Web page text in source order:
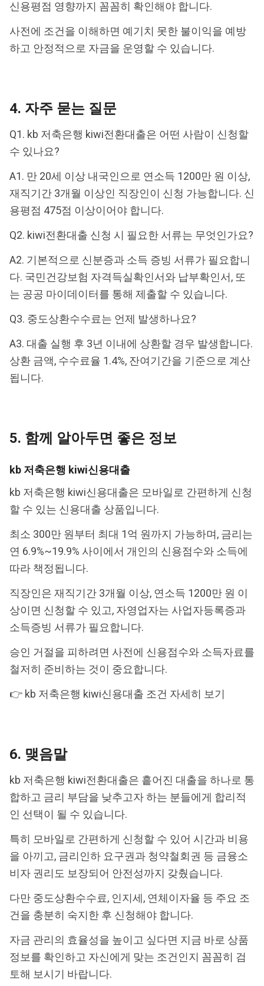
신용평점 영향까지 꼼꼼히 확인해야 합니다.
사전에 조건을 이해하면 예기치 못한 불이익을 예방
하고 안정적으로 자금을 운영할 수 있습니다.
4. 자주 묻는 질문
Q1. kb 저축은행 kiwi전환대출은 어떤 사람이 신청할
수 있나요?
A1. 만 20세 이상 내국인으로 연소득 1200만 원 이상,
재직기간 3개월 이상인 직장인이 신청 가능합니다. 신
용평점 475점 이상이어야 합니다.
Q2. kiwi전환대출 신청 시 필요한 서류는 무엇인가요?
A2. 기본적으로 신분증과 소득 증빙 서류가 필요합니
다. 국민건강보험 자격득실확인서와 납부확인서, 또
는 공공 마이데이터를 통해 제출할 수 있습니다.
Q3. 중도상환수수료는 언제 발생하나요?
A3. 대출 실행 후 3년 이내에 상환할 경우 발생합니다.
상환 금액, 수수료율 1.4%, 잔여기간을 기준으로 계산
됩니다.
5. 함께 알아두면 좋은 정보
kb 저축은행 kiwi신용대출
kb 저축은행 kiwi신용대출은 모바일로 간편하게 신청
할 수 있는 신용대출 상품입니다.
최소 300만 원부터 최대 1억 원까지 가능하며, 금리는
연 6.9%~19.9% 사이에서 개인의 신용점수와 소득에
따라 책정됩니다.
직장인은 재직기간 3개월 이상, 연소득 1200만 원 이
상이면 신청할 수 있고, 자영업자는 사업자등록증과
소득증빙 서류가 필요합니다.
승인 거절을 피하려면 사전에 신용점수와 소득자료를
철저히 준비하는 것이 중요합니다.
👉 kb 저축은행 kiwi신용대출 조건 자세히 보기
6. 맺음말
kb 저축은행 kiwi전환대출은 흩어진 대출을 하나로 통
합하고 금리 부담을 낮추고자 하는 분들에게 합리적
인 선택이 될 수 있습니다.
특히 모바일로 간편하게 신청할 수 있어 시간과 비용
을 아끼고, 금리인하 요구권과 청약철회권 등 금융소
비자 권리도 보장되어 안전성까지 갖췄습니다.
다만 중도상환수수료, 인지세, 연체이자율 등 주요 조
건을 충분히 숙지한 후 신청해야 합니다.
자금 관리의 효율성을 높이고 싶다면 지금 바로 상품
정보를 확인하고 자신에게 맞는 조건인지 꼼꼼히 검
토해 보시기 바랍니다.